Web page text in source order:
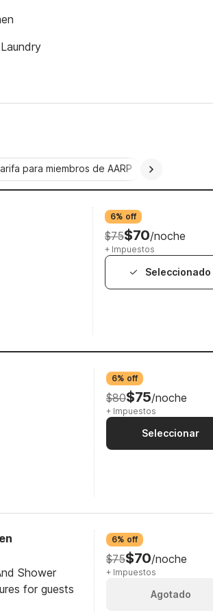
para miembros de AARP
6% off
$75$70/noche
+ Impuestos
Seleccionado
6% off
$80$75/noche
+ Impuestos
Seleccionar
Shower
for guests
6% off
$75$70/noche
+ Impuestos
Agotado